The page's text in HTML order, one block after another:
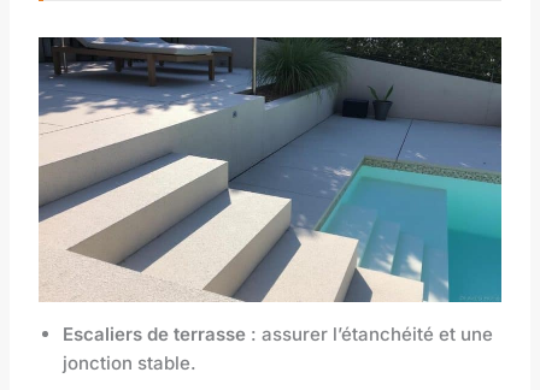
Escaliers de terrasse : assurer l’étanchéité et une
jonction stable.